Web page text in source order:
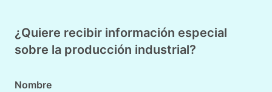
¿Quiere recibir información especial
sobre la producción industrial?
Nombre